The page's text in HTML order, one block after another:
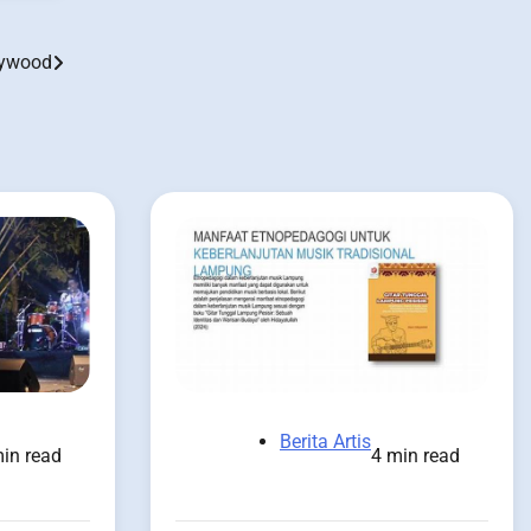
read
Berita Artis
4 min read